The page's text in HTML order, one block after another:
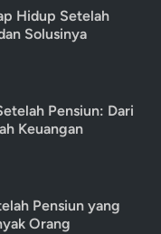
Hidup Setelah
Solusinya
Pensiun: Dari
Keuangan
Pensiun yang
Orang